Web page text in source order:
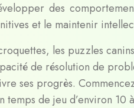
des
et le maintenir
les puzzles
de résolution de
ses progrès.
de jeu d’environ 10